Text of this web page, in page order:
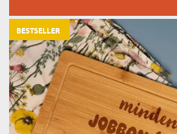
BESTSELLER